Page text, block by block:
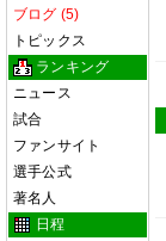
ブログ (5)
トピックス
ランキング
ニュース
試合
ファンサイト
選手公式
著名人
日程